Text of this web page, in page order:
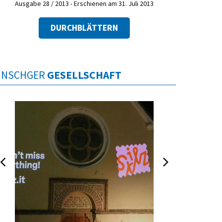
Ausgabe 28 / 2013 - Erschienen am 31. Juli 2013
DURCHBLÄTTERN
GESELLSCHAFT